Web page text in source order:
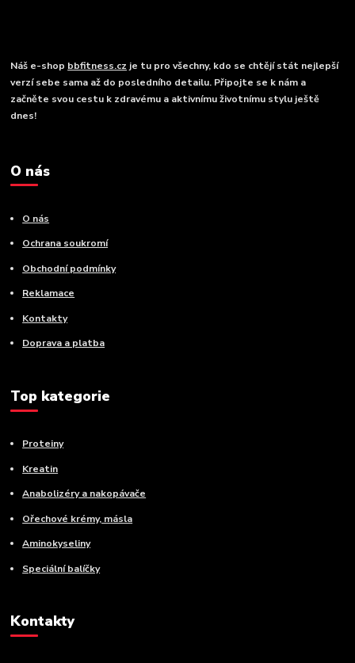
Náš e-shop bbfitness.cz je tu pro všechny, kdo se chtějí stát nejlepší
verzí sebe sama až do posledního detailu. Připojte se k nám a
začněte svou cestu k zdravému a aktivnímu životnímu stylu ještě
dnes!
O nás
O nás
Ochrana soukromí
Obchodní podmínky
Reklamace
Kontakty
Doprava a platba
Top kategorie
Proteiny
Kreatin
Anabolizéry a nakopávače
Ořechové krémy, másla
Aminokyseliny
Speciální balíčky
Kontakty